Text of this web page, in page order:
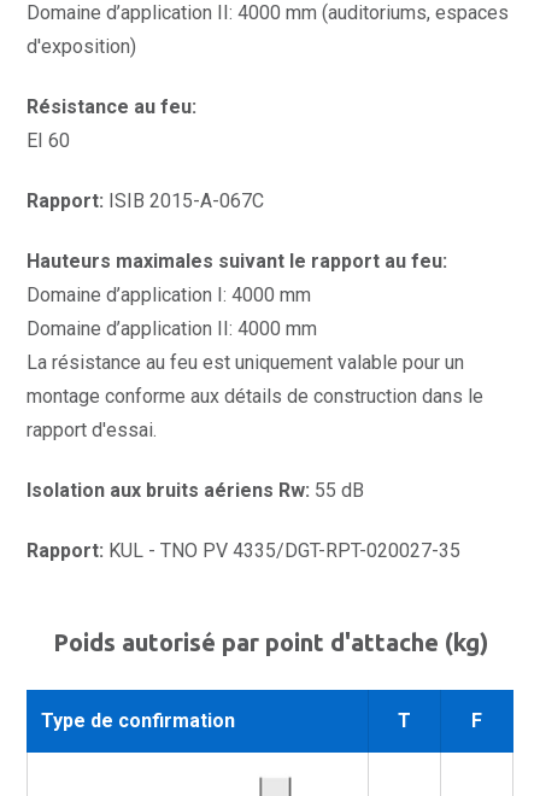
Domaine d’application II: 4000 mm (auditoriums, espaces
d'exposition)
Résistance au feu:
EI 60
Rapport: ISIB 2015-A-067C
Hauteurs maximales suivant le rapport au feu:
Domaine d’application I: 4000 mm
Domaine d’application II: 4000 mm
La résistance au feu est uniquement valable pour un
montage conforme aux détails de construction dans le
rapport d'essai.
Isolation aux bruits aériens Rw: 55 dB
Rapport: KUL - TNO PV 4335/DGT-RPT-020027-35
Poids autorisé par point d'attache (kg)
Type de confirmation T F